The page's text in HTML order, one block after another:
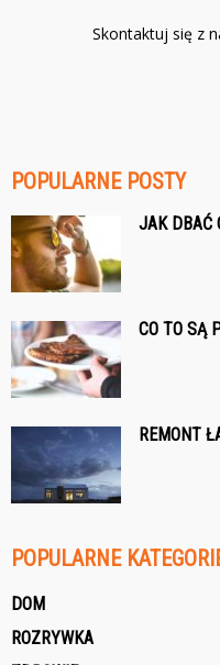
Skontaktuj się z
POPULARNE POSTY
JAK DBAĆ
CO TO SĄ
REMONT
POPULARNE
DOM
ROZRYWKA